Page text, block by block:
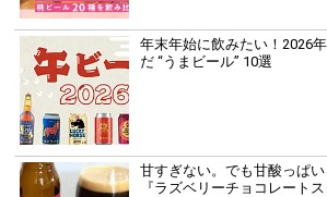
年末年始に飲みたい！2026
だ “うまビール” 10選
甘すぎない。でも甘酸っぱ
『ラズベリーチョコレートス